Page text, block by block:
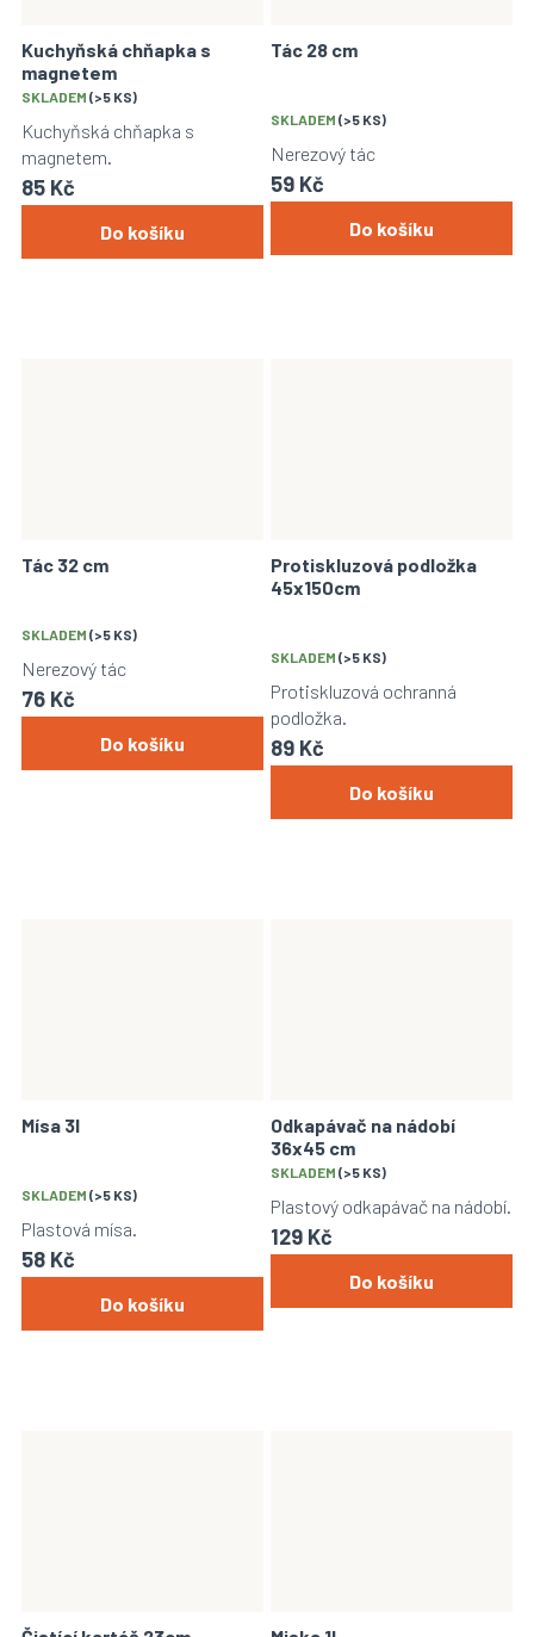
Kuchyňská chňapka s
magnetem
Průměrné
hodnocení
produktu
je
5,0
z
hvězdiček.
SKLADEM (>5 KS)
85 Kč
Do košíku
Kuchyňská chňapka s
magnetem.
Tác 28 cm
SKLADEM (>5 KS)
59 Kč
Do košíku
Nerezový tác
Tác 32 cm
SKLADEM (>5 KS)
76 Kč
Do košíku
Nerezový tác
Protiskluzová podložka
45x150cm
SKLADEM (>5 KS)
89 Kč
Do košíku
Protiskluzová ochranná
podložka.
Mísa 3l
SKLADEM (>5 KS)
58 Kč
Do košíku
Plastová mísa.
Odkapávač na nádobí
36x45 cm
Průměrné
hodnocení
produktu
je
5
SKLADEM (>5 KS)
129 Kč
Do košíku
Plastový odkapávač na nádobí.